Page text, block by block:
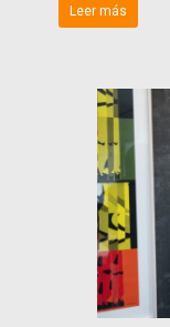
Leer más